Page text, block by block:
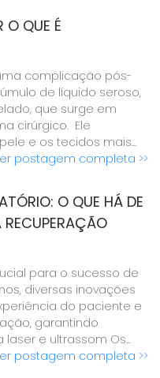
O QUE É
complicação pós-
de líquido seroso,
que surge em
cirúrgico. Ele
e os tecidos mais...
postagem completa >>
O QUE HÁ DE
RECUPERAÇÃO
para o sucesso de
diversas inovações
do paciente e
garantindo
e ultrassom Os...
postagem completa >>